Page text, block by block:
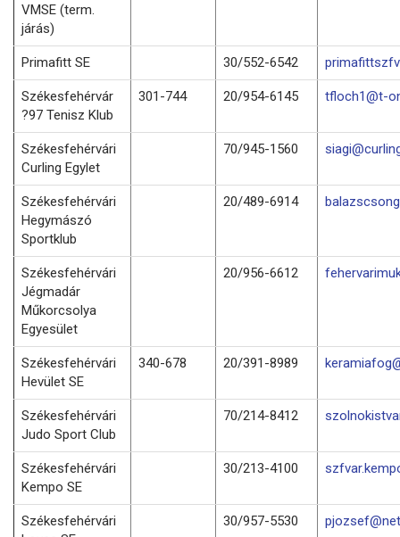
VMSE (term.
járás)
Primafitt SE 30/552-6542
Székesfehérvár
?97 Tenisz Klub
301-744 20/954-6145 tfloch1@t-
Székesfehérvári
Curling Egylet
70/945-1560
Székesfehérvári
Hegymászó
Sportklub
20/489-6914
Székesfehérvári
Jégmadár
Műkorcsolya
Egyesület
20/956-6612
Székesfehérvári
Hevület SE
340-678 20/391-8989
Székesfehérvári
Judo Sport Club
70/214-8412
Székesfehérvári
Kempo SE
30/213-4100
Székesfehérvári
30/957-5530